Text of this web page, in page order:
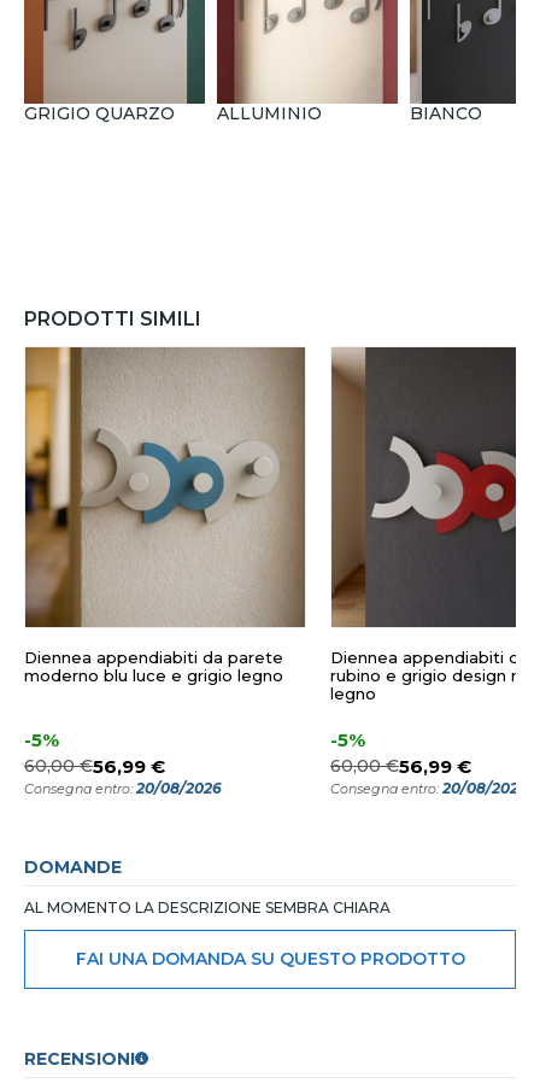
GRIGIO QUARZO ALLUMINIO BIANCO
PRODOTTI SIMILI
Diennea appendiabiti da parete
moderno blu luce e grigio legno
-5%
60,00 €56,99 €
Consegna entro:20/08/2026
Diennea appendiabiti da
rubino e grigio design
legno
-5%
60,00 €56,99 €
Consegna entro:20/08/2026
DOMANDE
AL MOMENTO LA DESCRIZIONE SEMBRA CHIARA
FAI UNA DOMANDA SU QUESTO PRODOTTO
RECENSIONI